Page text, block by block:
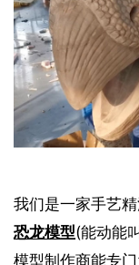
我们是一家手艺
恐龙模型(能动能
模型制作商能专